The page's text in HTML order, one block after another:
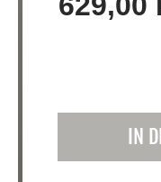
IN